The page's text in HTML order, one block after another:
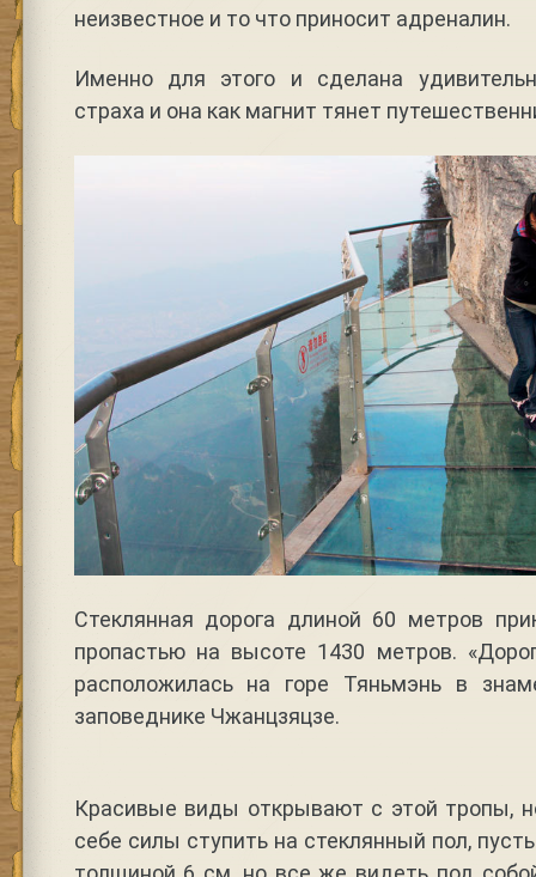
неизвестное и то что приносит адреналин.
Именно для этого и сделана
страха и она как магнит тянет
Стеклянная дорога длиной 60 метров
пропастью на высоте 1430 метров.
расположилась на горе Тяньмэнь в
заповеднике Чжанцзяцзе.
Красивые виды открывают с этой тропы,
себе силы ступить на стеклянный пол,